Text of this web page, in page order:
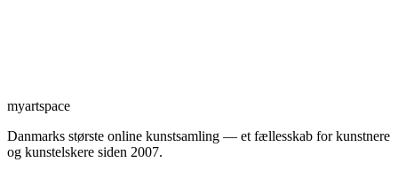
myartspace
Danmarks største online kunstsamling — et fællesskab for kunstnere
og kunstelskere siden 2007.